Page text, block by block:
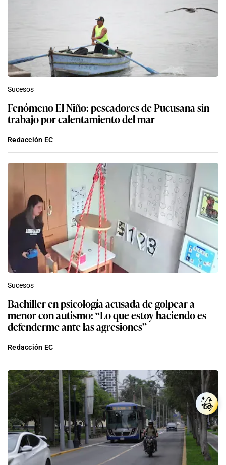
Sucesos
Fenómeno El Niño: pescadores de Pucusana sin
trabajo por calentamiento del mar
Redacción EC
Sucesos
Bachiller en psicología acusada de golpear a
menor con autismo: “Lo que estoy haciendo es
defenderme ante las agresiones”
Redacción EC